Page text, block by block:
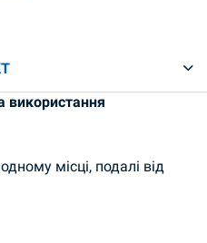
використання
місці, подалі від